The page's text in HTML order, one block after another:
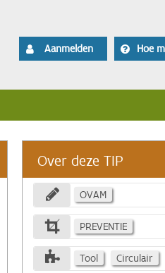
Aanmelden Hoe
Over deze TIP
OVAM
PREVENTIE
Tool Circulair